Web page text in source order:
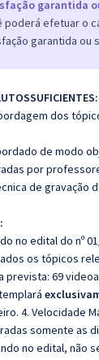
garantida
poderá efetuar o
garantida ou
dos
de modo
por
de gravação
no edital do nº
os tópicos
prevista: 69
4. Velocidade
somente as
no edital, não